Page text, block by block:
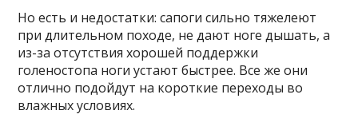
Но есть и недостатки: сапоги сильно тяжелеют
при длительном походе, не дают ноге дышать, а
из-за отсутствия хорошей поддержки
голеностопа ноги устают быстрее. Все же они
отлично подойдут на короткие переходы во
влажных условиях.